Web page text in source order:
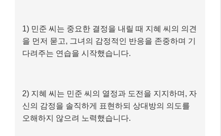
1) 민준 씨는 중요한 결정을 내릴 때 지혜 씨의 의견
을 먼저 묻고, 그녀의 감정적인 반응을 존중하며 기
다려주는 연습을 시작했습니다.
2) 지혜 씨는 민준 씨의 열정과 도전을 지지하며, 자
신의 감정을 솔직하게 표현하되 상대방의 의도를
오해하지 않으려 노력했습니다.